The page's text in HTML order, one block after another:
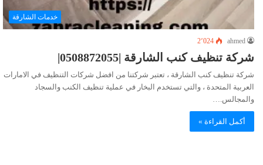
خدمات الشارقة
ahmed 2٬024
شركة تنظيف كنب الشارقة |0508872055|
شركة تنظيف كنب الشارقة ، تعتبر شركتنا من افضل شركات التنظيف في الامارات
العربية المتحدة ، والتي تستخدم البخار في عملية تنظيف الكنب والسجاد
والمجالس.…
أكمل القراءة »